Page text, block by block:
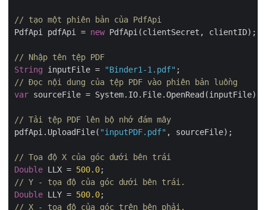
// tạo một phiên bản của PdfApi
PdfApi pdfApi = new PdfApi(clientSecret, clientID);
// Nhập tên tệp PDF
String inputFile = "Binder1-1.pdf"
// Đọc nội dung của tệp PDF vào phiên bản luồng
var sourceFile = System.IO.File.OpenRead(inputFile);
// Tải tệp PDF lên bộ nhớ đám mây
pdfApi.UploadFile( "inputPDF.pdf" , sourceFile);
// Tọa độ X của góc dưới bên trái
Double LLX = 500.0
// Y - tọa độ của góc dưới bên trái.
Double LLY = 500.0
// X - tọa độ của góc trên bên phải.